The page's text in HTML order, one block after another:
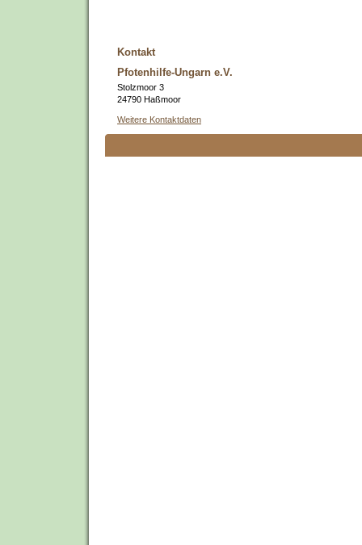
Kontakt
Pfotenhilfe-Ungarn e.V.
Stolzmoor 3
24790 Haßmoor
Weitere Kontaktdaten